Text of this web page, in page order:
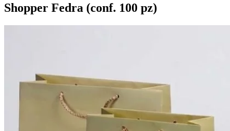
Shopper Fedra (conf. 100 pz)